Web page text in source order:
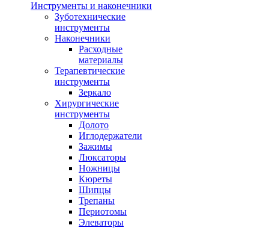
Инструменты и наконечники
Зуботехнические
инструменты
Наконечники
Расходные
материалы
Терапевтические
инструменты
Зеркало
Хирургические
инструменты
Долото
Иглодержатели
Зажимы
Люксаторы
Ножницы
Кюреты
Шипцы
Трепаны
Периотомы
Элеваторы